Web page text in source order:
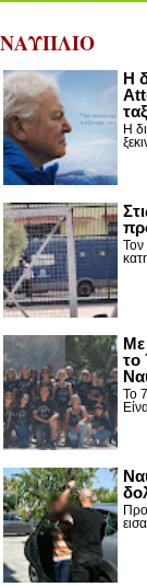
ΝΑΥΠΛΙΟ
Η
Η
Τον
Με
το
Το